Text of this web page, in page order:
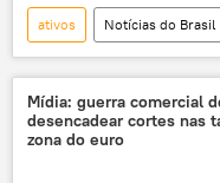
ativos Notícias do Brasil
Brasil
Estados
Banco Central
especulação
Mídia: guerra comercial
desencadear cortes nas
zona do euro